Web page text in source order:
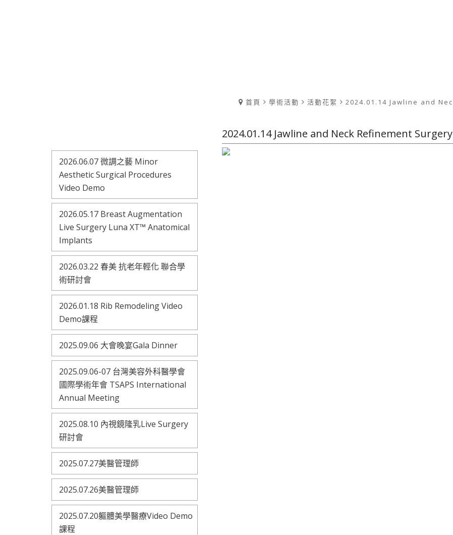
首頁 學術活動 活動花絮 2024.01.14 Jawline and
2026.06.07 微調之藝 Minor
Aesthetic Surgical Procedures
Video Demo
2026.05.17 Breast Augmentation
Live Surgery Luna XT™ Anatomical
Implants
2026.03.22 春美 抗老年輕化 聯合學
術研討會
2026.01.18 Rib Remodeling Video
Demo課程
2025.09.06 大會晚宴Gala Dinner
2025.09.06-07 台灣美容外科醫學會
國際學術年會 TSAPS International
Annual Meeting
2025.08.10 內視鏡隆乳Live Surgery
研討會
2025.07.27美醫管理師
2025.07.26美醫管理師
2025.07.20軀體美學醫療Video Demo
課程
2024.01.14 Jawline and Neck Refinement